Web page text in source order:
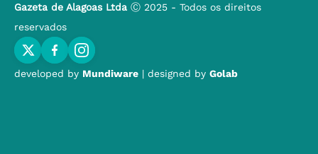
Gazeta de Alagoas Ltda Ⓒ 2025 - Todos os direitos
reservados
developed by Mundiware | designed by Golab